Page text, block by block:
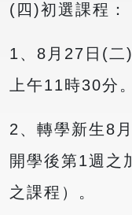
(四)初選課程：
1、8月27日(
上午11時30分。
2、轉學新生8
開學後第1週之
之課程）。